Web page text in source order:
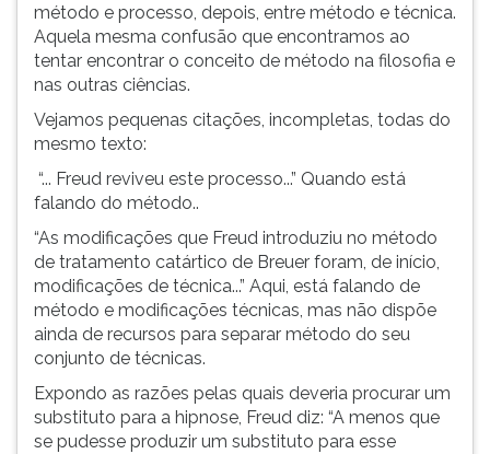
ouvir
essa
novamente.
método e processo, depois, entre método e técnica.
Aquela mesma confusão que encontramos ao
tentar encontrar o conceito de método na filosofia e
nas outras ciências.
Vejamos pequenas citações, incompletas, todas do
mesmo texto:
“... Freud reviveu este processo...” Quando está
falando do método..
“As modificações que Freud introduziu no método
de tratamento catártico de Breuer foram, de início,
modificações de técnica...” Aqui, está falando de
método e modificações técnicas, mas não dispõe
ainda de recursos para separar método do seu
conjunto de técnicas.
Expondo as razões pelas quais deveria procurar um
substituto para a hipnose, Freud diz: “A menos que
se pudesse produzir um substituto para esse